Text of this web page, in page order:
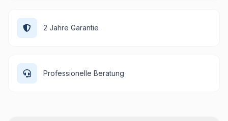
2 Jahre Garantie
Professionelle Beratung